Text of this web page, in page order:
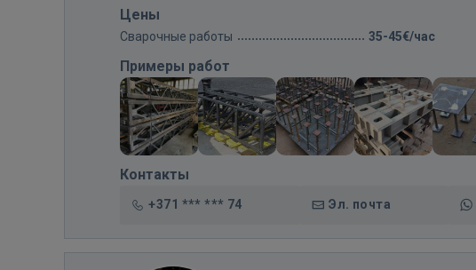
Цены
Сварочные работы 35-45€/час
Примеры работ
Контакты
+371 *** *** 74 Эл. почта